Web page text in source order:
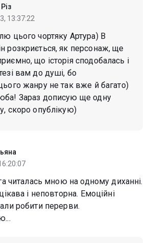
13:37:22
цього чортяку Артура) В
розкриється, як персонаж, ще
що історія сподобалась і
вам до душі, бо
жанру не так вже й багато)
Зараз дописую ще одну
скоро опублікую)
читалась мною на одному диханні.
і неповторна. Емоційні
робити перерви.